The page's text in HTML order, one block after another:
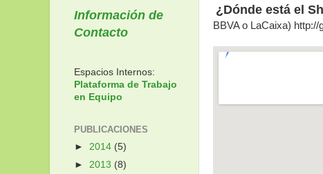
¿Dónde está el
BBVA o LaCaixa)
Información de
Contacto
Espacios Internos:
Plataforma de Trabajo
en Equipo
PUBLICACIONES
► 2014 (5)
► 2013 (8)